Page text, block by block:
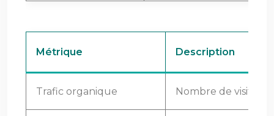
Métrique Description
Trafic organique Nombre de